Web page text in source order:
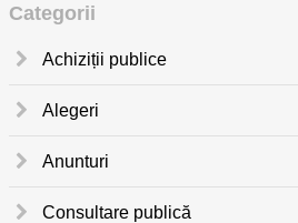
Categorii
Achiziții publice
Alegeri
Anunturi
Consultare publică